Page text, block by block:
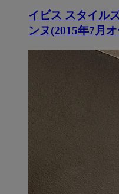
イビス スタイル
ンヌ(2015年7月